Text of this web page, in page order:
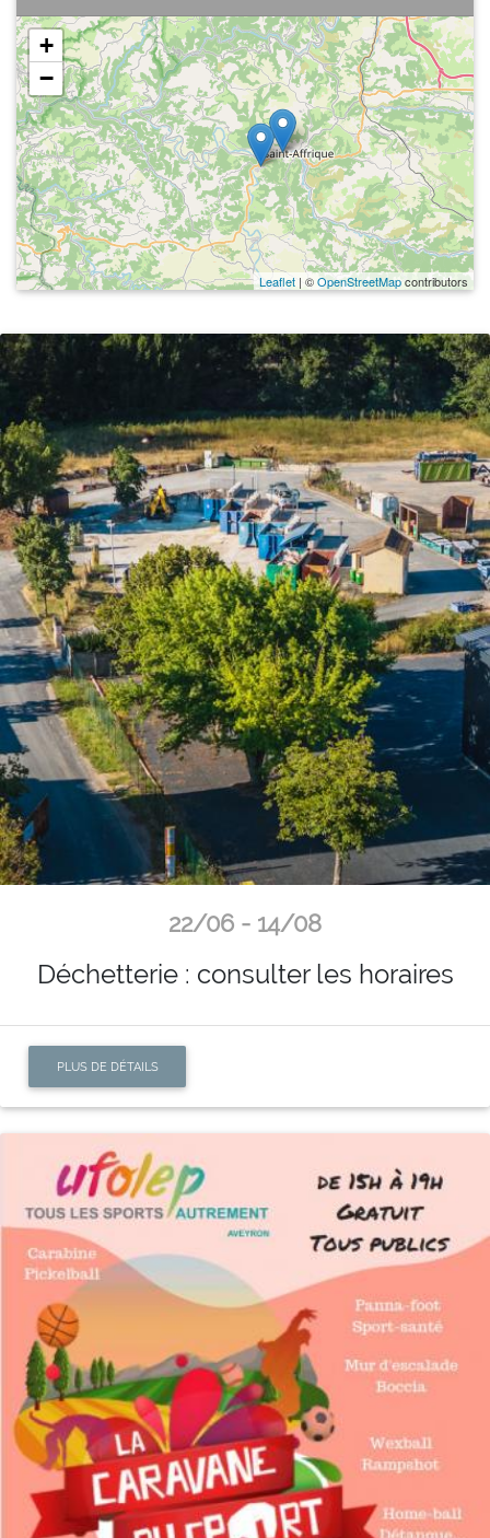
+
−
Leaflet | ©OpenStreetMapcontributors
22/06 - 14/08
Déchetterie : consulter les horaires
PLUS DE DÉTAILS